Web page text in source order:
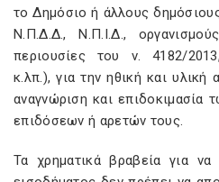
το Δημόσιο ή άλλους
Ν.Π.Δ.Δ., Ν.Π.Ι.Δ.,
περιουσίες του ν. 4182/
κ.λπ.), για την ηθική και
αναγνώριση και επιδοκιμασία
επιδόσεων ή αρετών τους.
Τα χρηματικά βραβεία για